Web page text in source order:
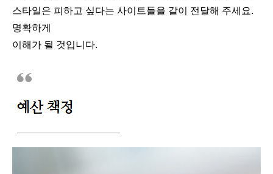
스타일은 피하고 싶다는 사이트들을 같이 전달해 주세요.
명확하게
이해가 될 것입니다.